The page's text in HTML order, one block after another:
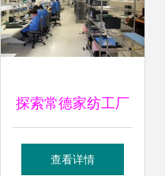
探索常德家纺工厂
揭秘中国家纺产业
查看详情